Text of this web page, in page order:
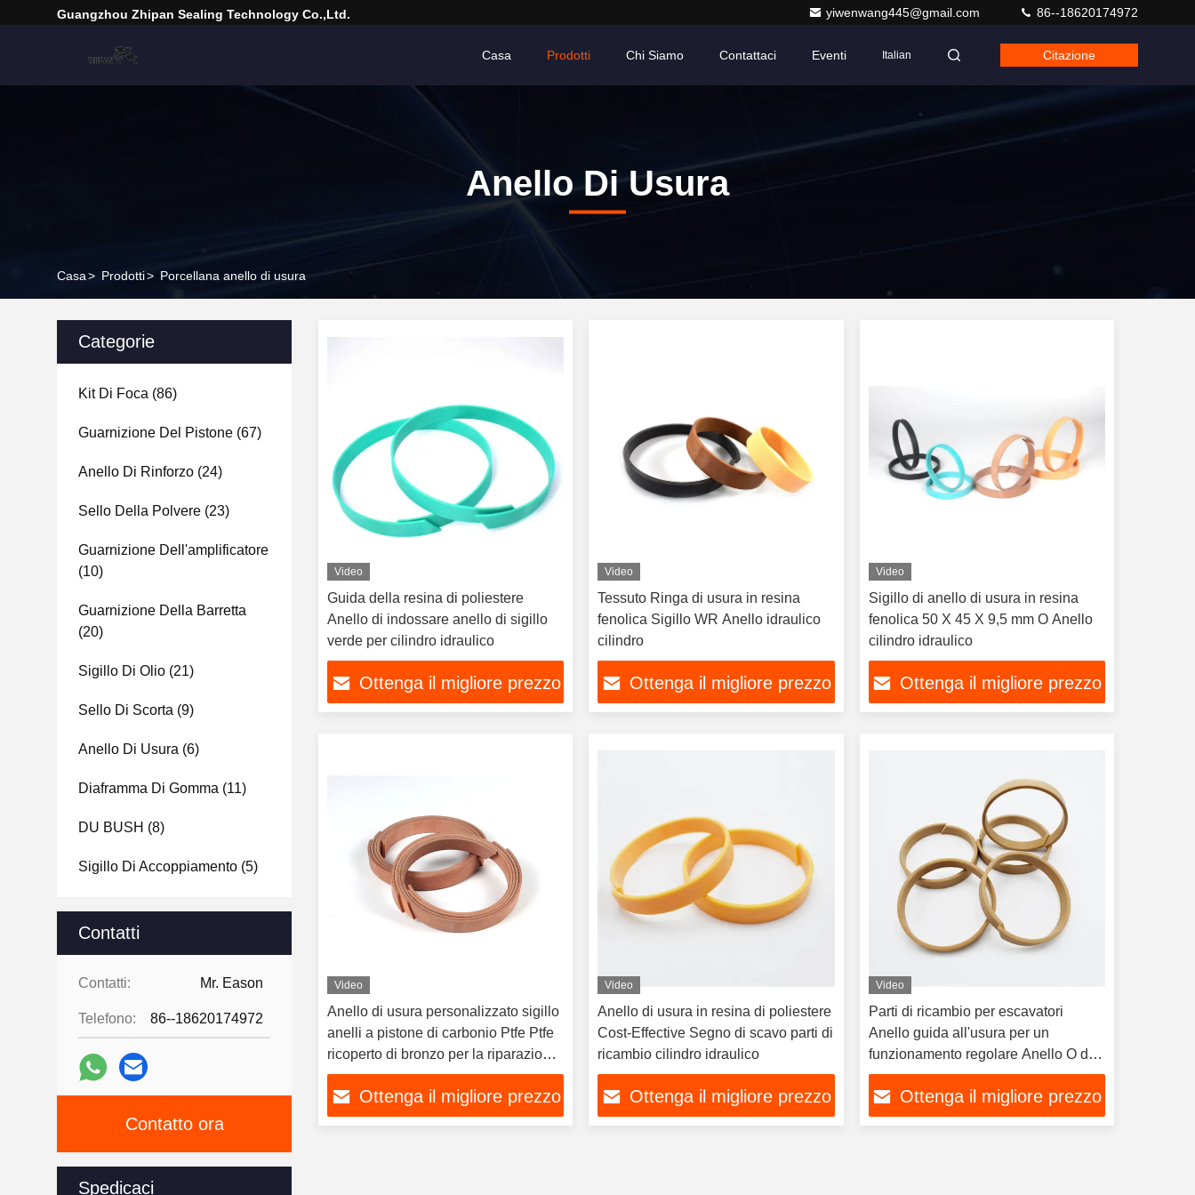
Guangzhou Zhipan Sealing Technology Co.,Ltd. yiwenwang445@gmail.com 86--18620174972
Casa Prodotti Chi Siamo Contattaci Eventi Italian Citazione
Anello Di Usura
Casa> Prodotti> Porcellana anello di usura
Categorie
Kit Di Foca (86)
Guarnizione Del Pistone (67)
Anello Di Rinforzo (24)
Sello Della Polvere (23)
Guarnizione Dell'amplificatore
(10)
Guarnizione Della Barretta
(20)
Sigillo Di Olio (21)
Sello Di Scorta (9)
Anello Di Usura (6)
Diaframma Di Gomma (11)
DU BUSH (8)
Sigillo Di Accoppiamento (5)
Kit Di Sigilli A Secchio
Contatti
Contatti: Mr. Eason
Telefono: 86--18620174972
Contatto ora
Spedicaci
Video
Guida della resina di poliestere
Anello di indossare anello di sigillo
verde per cilindro idraulico
Ottenga il migliore prezzo
Video
Tessuto Ringa di usura in resina
fenolica Sigillo WR Anello idraulico
cilindro
Ottenga il migliore prezzo
Video
Sigillo di anello di usura in resina
fenolica 50 X 45 X 9,5 mm O Anello
cilindro idraulico
Ottenga il migliore prezzo
Video
Anello di usura personalizzato sigillo
anelli a pistone di carbonio Ptfe Ptfe
ricoperto di bronzo per la riparazione
di macchinari
Ottenga il migliore prezzo
Video
Anello di usura in resina di poliestere
Cost-Effective Segno di scavo parti di
ricambio cilindro idraulico
Ottenga il migliore prezzo
Video
Parti di ricambio per escavatori
Anello guida all'usura per un
funzionamento regolare Anello O del
cilindro idraulico
Ottenga il migliore prezzo